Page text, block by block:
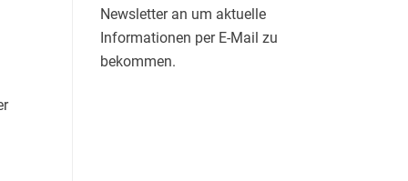
Newsletter an um aktuelle
Informationen per E-Mail zu
bekommen.